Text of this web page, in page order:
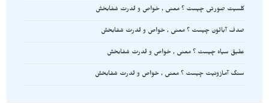
کلسیت صورتی چیست ؟ معنی , خواص و قدرت شفابخش
صدف آبالون چیست ؟ معنی , خواص و قدرت شفابخش
عقیق سیاه چیست ؟ معنی , خواص و قدرت شفابخش
سنگ آمازونیت چیست ؟ معنی , خواص و قدرت شفابخش